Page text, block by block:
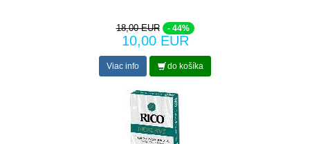
18,00 EUR - 44%
10,00 EUR
Viac info do košíka